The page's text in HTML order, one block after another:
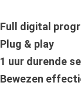
Full digital
Plug & play
1 uur durende
Bewezen